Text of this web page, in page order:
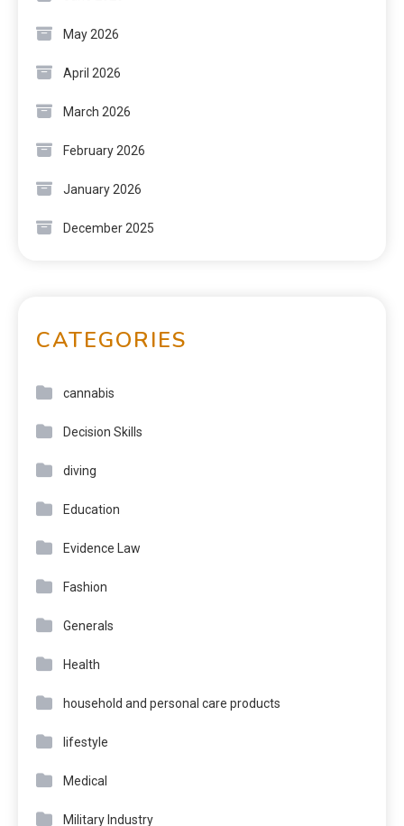
May 2026
April 2026
March 2026
February 2026
January 2026
December 2025
CATEGORIES
cannabis
Decision Skills
diving
Education
Evidence Law
Fashion
Generals
Health
household and personal care products
lifestyle
Medical
Military Industry